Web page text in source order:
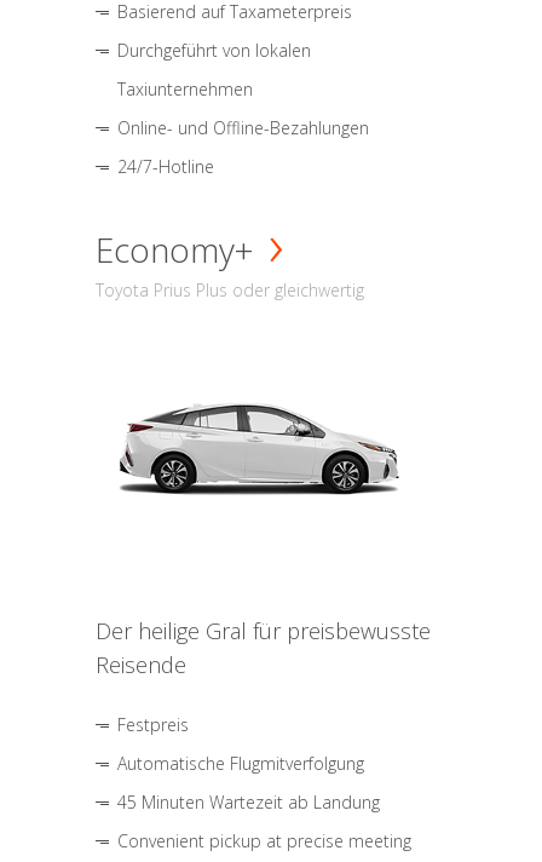
Basierend auf Taxameterpreis
Durchgeführt von lokalen
Taxiunternehmen
Online- und Offline-Bezahlungen
24/7-Hotline
Economy+
Toyota Prius Plus oder gleichwertig
Der heilige Gral für preisbewusste
Reisende
Festpreis
Automatische Flugmitverfolgung
45 Minuten Wartezeit ab Landung
Convenient pickup at precise meeting